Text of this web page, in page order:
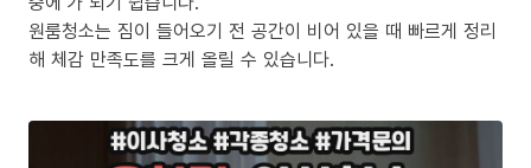
원룸청소는 짐이 들어오기 전 공간이 비어 있을 때 빠르게 정리
해 체감 만족도를 크게 올릴 수 있습니다.